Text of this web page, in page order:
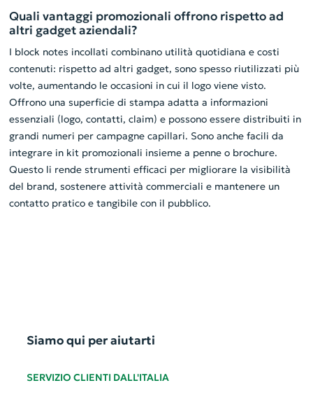
Quali vantaggi promozionali offrono rispetto ad
altri gadget aziendali?
I block notes incollati combinano utilità quotidiana e costi
contenuti: rispetto ad altri gadget, sono spesso riutilizzati più
volte, aumentando le occasioni in cui il logo viene visto.
Offrono una superficie di stampa adatta a informazioni
essenziali (logo, contatti, claim) e possono essere distribuiti in
grandi numeri per campagne capillari. Sono anche facili da
integrare in kit promozionali insieme a penne o brochure.
Questo li rende strumenti efficaci per migliorare la visibilità
del brand, sostenere attività commerciali e mantenere un
contatto pratico e tangibile con il pubblico.
Siamo qui per aiutarti
SERVIZIO CLIENTI DALL'ITALIA